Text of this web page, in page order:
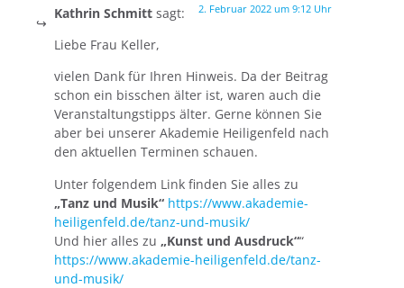
Kathrin Schmitt sagt: 2. Februar 2022 um 9:12 Uhr
Liebe Frau Keller,
vielen Dank für Ihren Hinweis. Da der Beitrag
schon ein bisschen älter ist, waren auch die
Veranstaltungstipps älter. Gerne können Sie
aber bei unserer Akademie Heiligenfeld nach
den aktuellen Terminen schauen.
Unter folgendem Link finden Sie alles zu
„Tanz und Musik“ https://www.akademie-
heiligenfeld.de/tanz-und-musik/
Und hier alles zu „Kunst und Ausdruck““
https://www.akademie-heiligenfeld.de/tanz-
und-musik/